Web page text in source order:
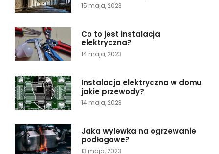
15 maja, 2023
Co to jest instalacja
elektryczna?
14 maja, 2023
Instalacja elektryczna w domu
jakie przewody?
14 maja, 2023
Jaka wylewka na ogrzewanie
podłogowe?
13 maja, 2023